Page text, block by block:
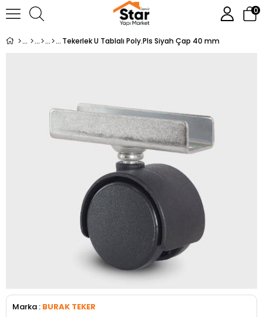
0
Tekerlek U Tablalı Poly.Pls Siyah Çap 40 mm
Marka : BURAK TEKER